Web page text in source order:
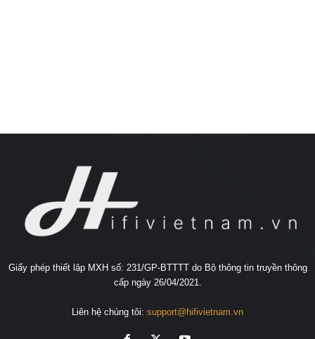
Giấy phép thiết lập MXH số: 231/GP-BTTTT do Bộ thông tin truyền thông
cấp ngày 26/04/2021.
Liên hệ chúng tôi: support@hifivietnam.vn